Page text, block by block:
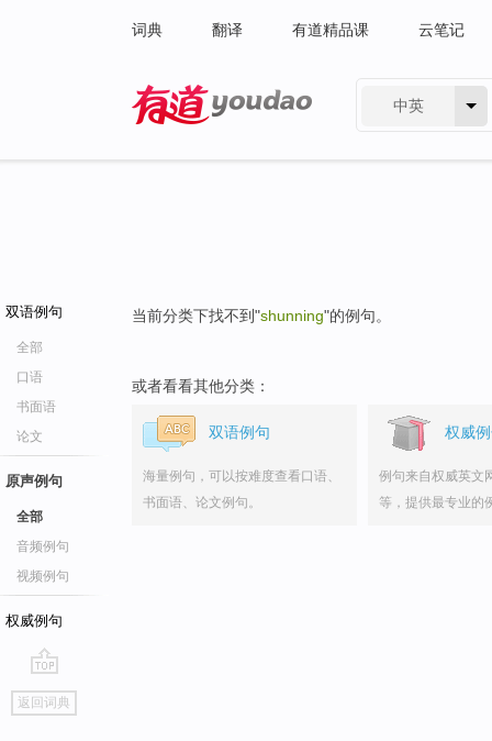
词典 翻译 有道精品课 云笔记
中英
双语例句
全部
口语
书面语
论文
原声例句
全部
音频例句
视频例句
权威例句
go
top
返回词典
当前分类下找不到"shunning"的例句。
或者看看其他分类：
双语例句
海量例句，可以按难度查看口语、
书面语、论文例句。
权威
例句来自权威英文
等，提供最专业的